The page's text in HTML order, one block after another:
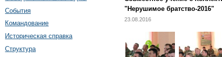
События
Командование
Историческая справка
Структура
"Нерушимое братство-2016"
23.08.2016